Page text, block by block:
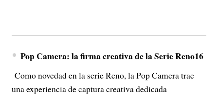
Pop Camera: la firma creativa de la Serie Reno16
Como novedad en la serie Reno, la Pop Camera trae
una experiencia de captura creativa dedicada